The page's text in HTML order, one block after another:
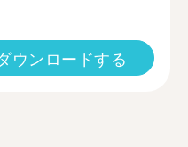
ウンロードする